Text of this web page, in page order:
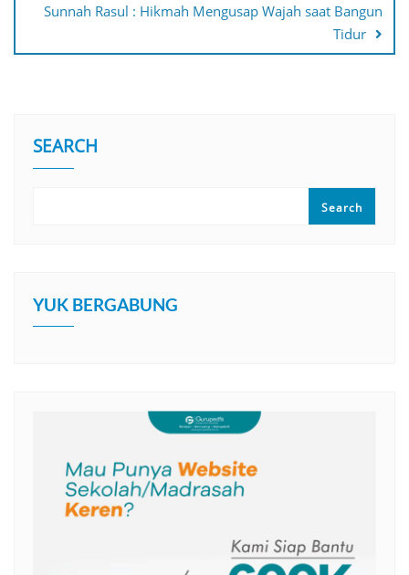
Sunnah Rasul : Hikmah Mengusap Wajah saat Bangun
Tidur
SEARCH
Search
YUK BERGABUNG